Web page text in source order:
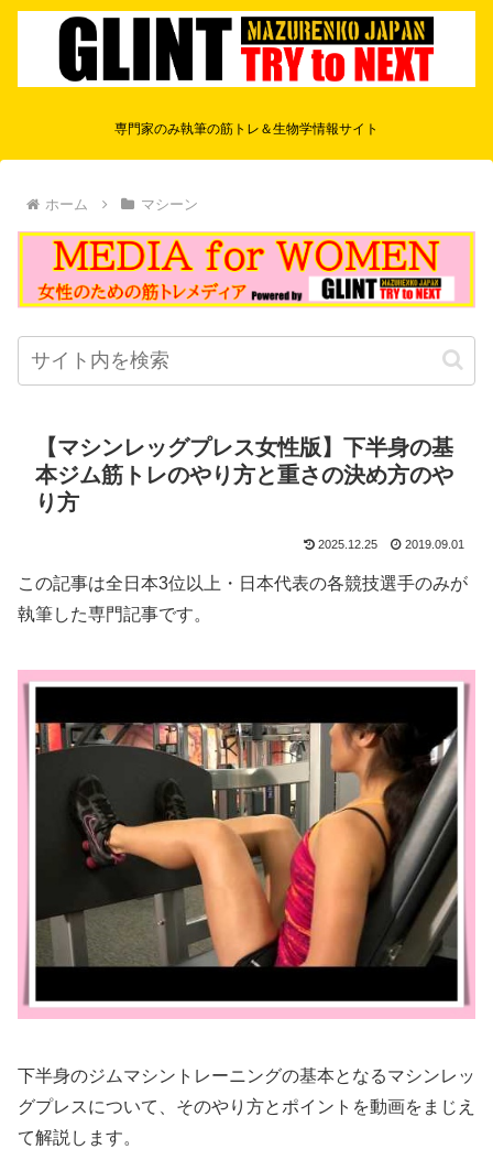
専門家のみ執筆の筋トレ＆生物学情報サイト
ホーム マシーン
【マシンレッグプレス女性版】下半身の基
本ジム筋トレのやり方と重さの決め方のや
り方
2025.12.25 2019.09.01
この記事は全日本3位以上・日本代表の各競技選手のみが
執筆した専門記事です。
下半身のジムマシントレーニングの基本となるマシンレッ
グプレスについて、そのやり方とポイントを動画をまじえ
て解説します。